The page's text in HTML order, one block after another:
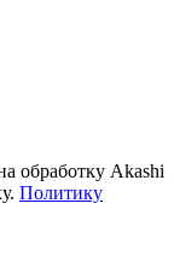
обработку Akashi
Политику